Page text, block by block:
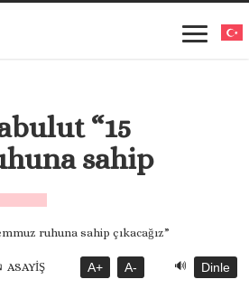
“15
sahip
ASAYİŞ A+ A- 🔊 Dinle